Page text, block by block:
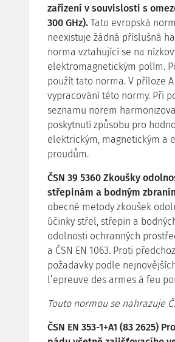
zařízení v souvislosti s
300 GHz). Tato evropská
neexistuje žádná příslušná
norma vztahující se na
elektromagnetickým polím.
použít tato norma. V příloze
vypracování této normy. Při
seznamu norem
poskytnutí způsobu pro
elektrickým, magnetickým a
proudům.
ČSN 39 5360 Zkoušky
střepinám a bodným
obecné metody zkoušek
účinky střel, střepin a
odolnosti ochranných
a ČSN EN 1063. Proti
požadavky podle
l’epreuve des armes á feu
Touto normou se nahrazuje
ČSN EN 353-1+A1 (83